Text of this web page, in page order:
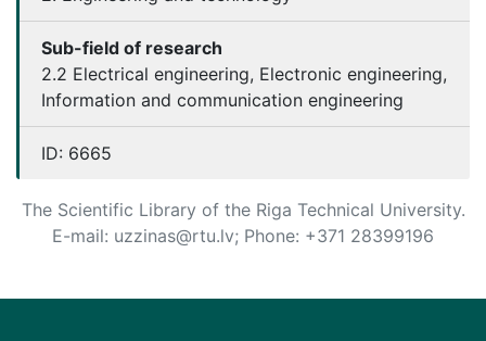
Sub-field of research
2.2 Electrical engineering, Electronic engineering,
Information and communication engineering
ID: 6665
The Scientific Library of the Riga Technical University.
E-mail: uzzinas@rtu.lv; Phone: +371 28399196